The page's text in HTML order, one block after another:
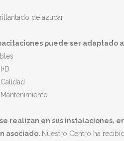
de azucar
puede ser adaptado
realizan en sus instalaciones,
asociado. Nuestro Centro ha